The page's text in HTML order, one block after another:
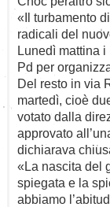
«Il turbamento
radicali del
Lunedì mattina
Pd per
Del resto in via
martedì, cioè
votato dalla
approvato
dichiarava
«La nascita del
spiegata e la
abbiamo